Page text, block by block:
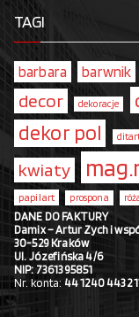
TAGI
barbara barwnik
decor dekoracje
dekor pol
kwiaty
papilart prospona
DANE DO FAKTURY
Damix – Artur Zych i
30-529 Kraków
Ul. Józefińska 4/6
NIP: 7361395851
Nr. konta: 44 1240 4432